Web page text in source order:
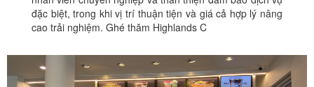
đặc biệt, trong khi vị trí thuận tiện và giá cả hợp lý nâng
cao trải nghiệm. Ghé thăm Highlands C